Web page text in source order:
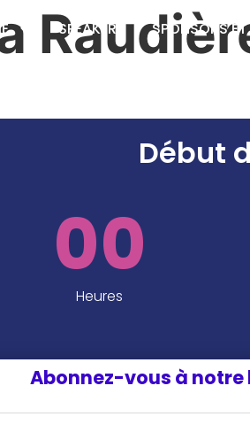
SPEAKERS SPONSORS ET
Début
00
Heures
Abonnez-vous à